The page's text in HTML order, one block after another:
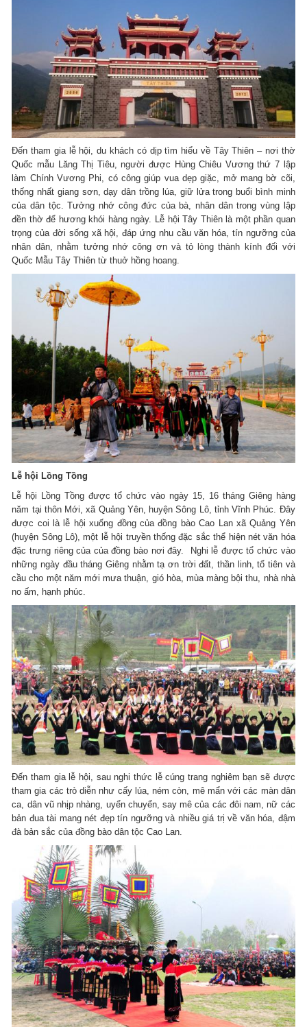
Đến tham gia lễ hội, du khách có dịp tìm hiểu về Tây Thiên – nơi thờ
Quốc mẫu Lăng Thị Tiêu, người được Hùng Chiêu Vương thứ 7 lập
làm Chính Vương Phi, có công giúp vua dẹp giặc, mở mang bờ cõi,
thống nhất giang sơn, dạy dân trồng lúa, giữ lửa trong buổi bình minh
của dân tộc. Tưởng nhớ công đức của bà, nhân dân trong vùng lập
đền thờ để hương khói hàng ngày. Lễ hội Tây Thiên là một phần quan
trọng của đời sống xã hội, đáp ứng nhu cầu văn hóa, tín ngưỡng của
nhân dân, nhằm tưởng nhớ công ơn và tỏ lòng thành kính đối với
Quốc Mẫu Tây Thiên từ thuở hồng hoang.
Lễ hội Lồng Tồng
Lễ hội Lồng Tồng được tổ chức vào ngày 15, 16 tháng Giêng hàng
năm tại thôn Mới, xã Quảng Yên, huyện Sông Lô, tỉnh Vĩnh Phúc. Đây
được coi là lễ hội xuống đồng của đồng bào Cao Lan xã Quảng Yên
(huyện Sông Lô), một lễ hội truyền thống đặc sắc thể hiện nét văn hóa
đặc trưng riêng của của đồng bào nơi đây. Nghi lễ được tổ chức vào
những ngày đầu tháng Giêng nhằm tạ ơn trời đất, thần linh, tổ tiên và
cầu cho một năm mới mưa thuận, gió hòa, mùa màng bội thu, nhà nhà
no ấm, hạnh phúc.
Đến tham gia lễ hội, sau nghi thức lễ cúng trang nghiêm bạn sẽ được
tham gia các trò diễn như cấy lúa, ném còn, mê mẩn với các màn dân
ca, dân vũ nhịp nhàng, uyển chuyển, say mê của các đôi nam, nữ các
bản đua tài mang nét đẹp tín ngưỡng và nhiều giá trị về văn hóa, đậm
đà bản sắc của đồng bào dân tộc Cao Lan.